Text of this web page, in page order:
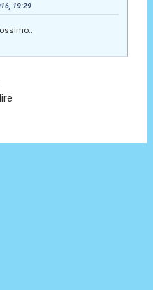
19:29